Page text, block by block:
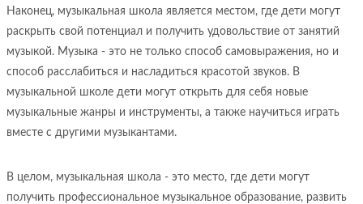
Наконец, музыкальная школа является местом, где дети могут
раскрыть свой потенциал и получить удовольствие от занятий
музыкой. Музыка - это не только способ самовыражения, но и
способ расслабиться и насладиться красотой звуков. В
музыкальной школе дети могут открыть для себя новые
музыкальные жанры и инструменты, а также научиться играть
вместе с другими музыкантами.
В целом, музыкальная школа - это место, где дети могут
получить профессиональное музыкальное образование, развить